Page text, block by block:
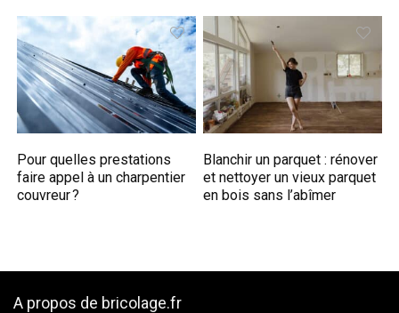
Pour quelles prestations
faire appel à un charpentier
couvreur ?
Blanchir un parquet : rénover
et nettoyer un vieux parquet
en bois sans l’abîmer
A propos de bricolage.fr